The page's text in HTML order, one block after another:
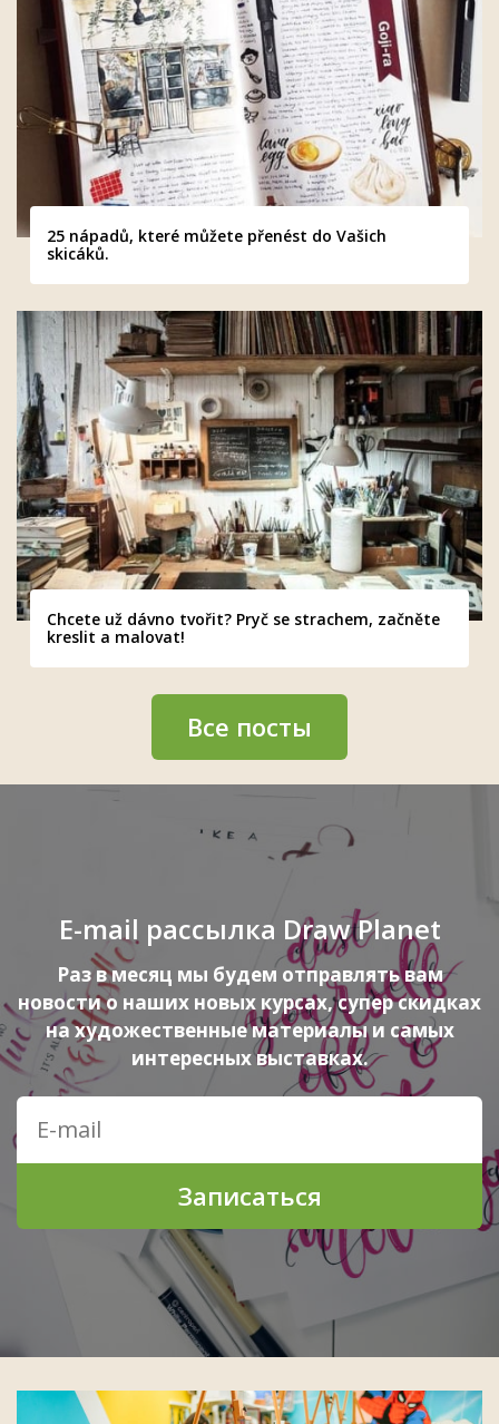
25 nápadů, které můžete přenést do Vašich
skicáků.
Chcete už dávno tvořit? Pryč se strachem, začněte
kreslit a malovat!
Все посты
E-mail рассылка Draw Planet
Раз в месяц мы будем отправлять вам
новости о наших новых курсах, супер скидках
на художественные материалы и самых
интересных выставках.
Записаться